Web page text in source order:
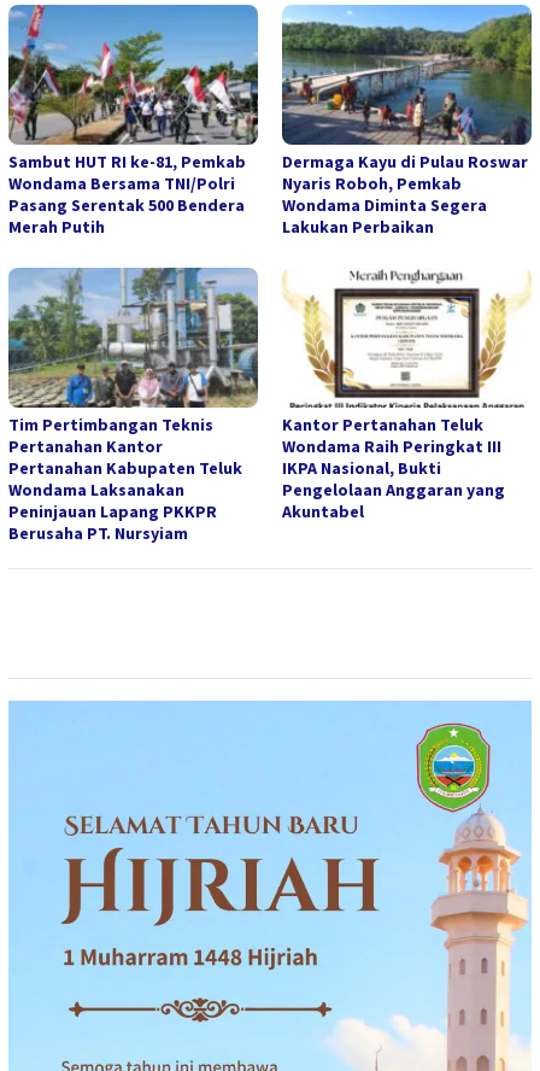
Sambut HUT RI ke-81, Pemkab
Wondama Bersama TNI/Polri
Pasang Serentak 500 Bendera
Merah Putih
Dermaga Kayu di Pulau Roswar
Nyaris Roboh, Pemkab
Wondama Diminta Segera
Lakukan Perbaikan
Tim Pertimbangan Teknis
Pertanahan Kantor
Pertanahan Kabupaten Teluk
Wondama Laksanakan
Peninjauan Lapang PKKPR
Berusaha PT. Nursyiam
Kantor Pertanahan Teluk
Wondama Raih Peringkat III
IKPA Nasional, Bukti
Pengelolaan Anggaran yang
Akuntabel